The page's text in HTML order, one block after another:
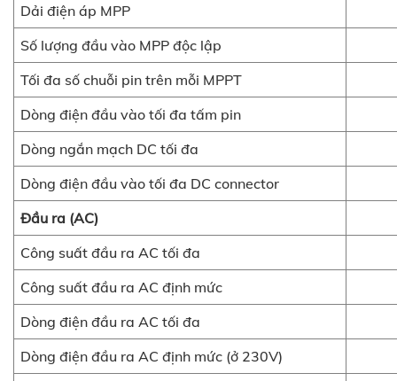
Dải điện áp MPP
Số lượng đầu vào MPP độc lập
Tối đa số chuỗi pin trên mỗi MPPT
Dòng điện đầu vào tối đa tấm pin
Dòng ngắn mạch DC tối đa
Dòng điện đầu vào tối đa DC connector
Đầu ra (AC)
Công suất đầu ra AC tối đa
Công suất đầu ra AC định mức
Dòng điện đầu ra AC tối đa
Dòng điện đầu ra AC định mức (ở 230V)